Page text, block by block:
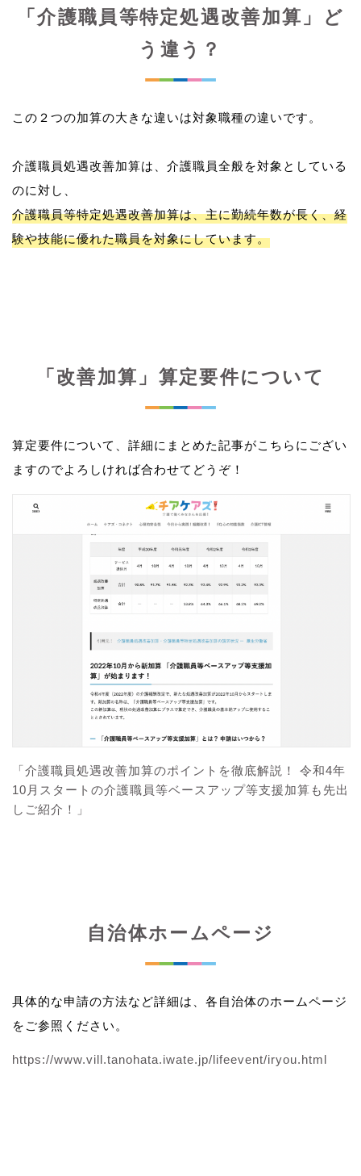
「介護職員等特定処遇改善加算」ど
う違う？
この２つの加算の大きな違いは対象職種の違いです。
介護職員処遇改善加算は、介護職員全般を対象としている
介護職員等特定処遇改善加算は、主に勤続年数が長く、経
験や技能に優れた職員を対象にしています。
「改善加算」算定要件について
算定要件について、詳細にまとめた記事がこちらにござい
ますのでよろしければ合わせてどうぞ！
「介護職員処遇改善加算のポイントを徹底解説！ 令和4年
10月スタートの介護職員等ベースアップ等支援加算も先出
しご紹介！」
自治体ホームページ
具体的な申請の方法など詳細は、各自治体のホームページ
をご参照ください。
https://www.vill.tanohata.iwate.jp/lifeevent/iryou.html